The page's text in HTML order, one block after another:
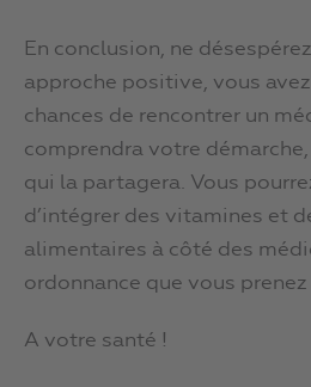
En conclusion, ne
approche positive, vous
chances de rencontrer un
comprendra votre
qui la partagera. Vous
d’intégrer des vitamines et
alimentaires à côté des
ordonnance que vous prenez
A votre santé !